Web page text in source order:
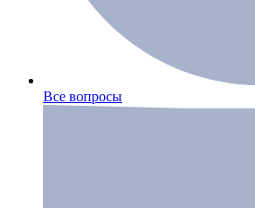
Все вопросы